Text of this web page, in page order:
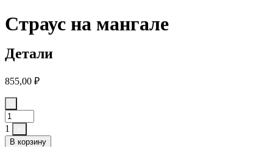
Страус на мангале
Детали
855,00 ₽
Quantity
1
В корзину